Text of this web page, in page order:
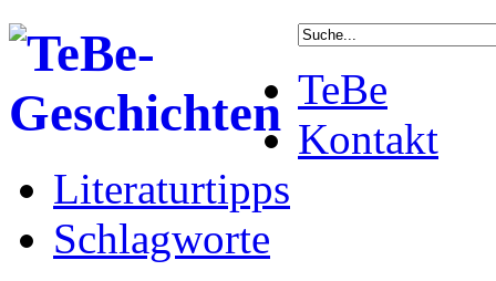
TeBe
Kontakt
Literaturtipps
Schlagworte